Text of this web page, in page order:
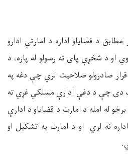
د قضایاو اداره د امارتي ادارو
او د شخړې پای ته رسولو له پاره، د
صادرولو صلاحیت لري چې دغه په
چې د دغې ادارې مسلکي غړي ته
له امله د امارت د قضایاو د ادارې
نه لري او د امارت په تشکیل او